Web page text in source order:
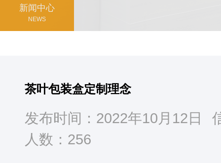
新闻中心
NEWS
茶叶包装盒定制理念
发布时间：2022年10月12日
人数： 256